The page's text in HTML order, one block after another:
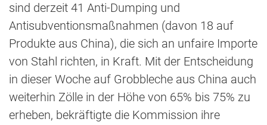
sind derzeit 41 Anti-Dumping und
Antisubventionsmaßnahmen (davon 18 auf
Produkte aus China), die sich an unfaire Importe
von Stahl richten, in Kraft. Mit der Entscheidung
in dieser Woche auf Grobbleche aus China auch
weiterhin Zölle in der Höhe von 65% bis 75% zu
erheben, bekräftigte die Kommission ihre